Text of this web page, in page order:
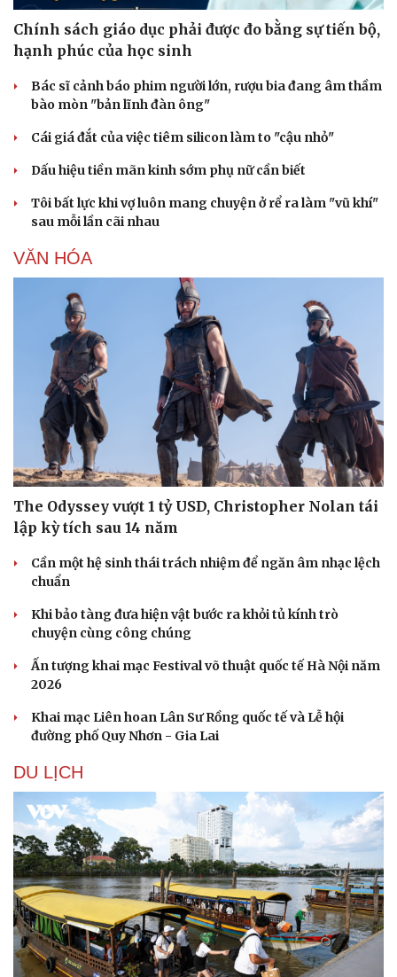
Văn hóa
Sân khấu - Điện ảnh
Văn học
Âm nhạc
Di sản
Giải trí
Nghệ sĩ
Thời trang
Sao Việt
Chính sách giáo dục phải được đo bằng sự tiến bộ,
hạnh phúc của học sinh
Bác sĩ cảnh báo phim người lớn, rượu bia đang âm thầm
bào mòn "bản lĩnh đàn ông"
Cái giá đắt của việc tiêm silicon làm to "cậu nhỏ"
Dấu hiệu tiền mãn kinh sớm phụ nữ cần biết
Tôi bất lực khi vợ luôn mang chuyện ở rể ra làm "vũ khí"
sau mỗi lần cãi nhau
VĂN HÓA
The Odyssey vượt 1 tỷ USD, Christopher Nolan tái
lập kỳ tích sau 14 năm
Cần một hệ sinh thái trách nhiệm để ngăn âm nhạc lệch
chuẩn
Khi bảo tàng đưa hiện vật bước ra khỏi tủ kính trò
chuyện cùng công chúng
Ấn tượng khai mạc Festival võ thuật quốc tế Hà Nội năm
2026
Khai mạc Liên hoan Lân Sư Rồng quốc tế và Lễ hội
đường phố Quy Nhơn - Gia Lai
DU LỊCH